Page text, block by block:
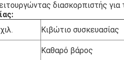
διασκορπιστής
Κιβώτιο συσκευασίας
Καθαρό βάρος